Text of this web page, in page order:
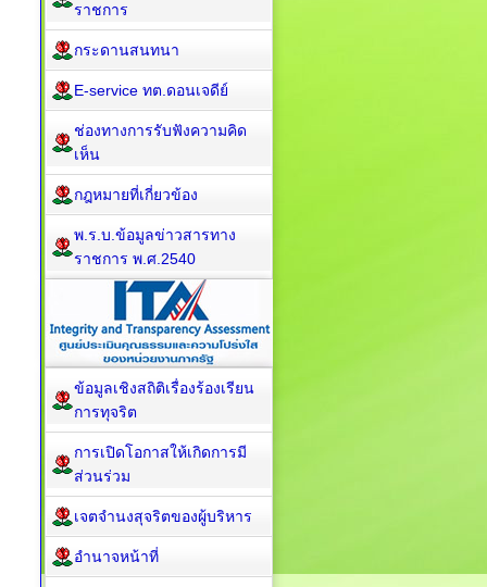
ราชการ
กระดานสนทนา
E-service ทต.ดอนเจดีย์
ช่องทางการรับฟังความคิด
เห็น
กฎหมายที่เกี่ยวข้อง
พ.ร.บ.ข้อมูลข่าวสารทาง
ราชการ พ.ศ.2540
ข้อมูลเชิงสถิติเรื่องร้องเรียน
การทุจริต
การเปิดโอกาสให้เกิดการมี
ส่วนร่วม
เจตจำนงสุจริตของผู้บริหาร
อำนาจหน้าที่